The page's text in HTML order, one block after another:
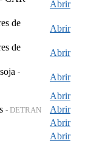
Abrir
de
Abrir
de
Abrir
-
Abrir
Abrir
- DETRAN
Abrir
Abrir
Abrir